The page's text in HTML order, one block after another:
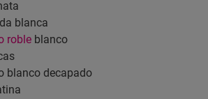
blanca
roble blanco
blanco decapado